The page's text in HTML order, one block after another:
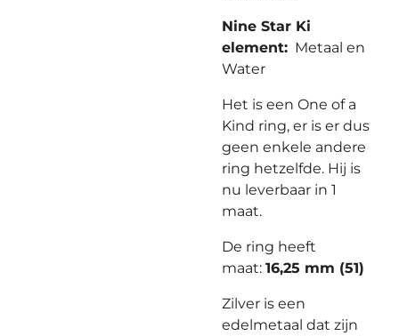
Nine Star Ki
element: Metaal en
Water
Het is een One of a
Kind ring, er is er dus
geen enkele andere
ring hetzelfde. Hij is
nu leverbaar in 1
maat.
De ring heeft
maat: 16,25 mm (51)
Zilver is een
edelmetaal dat zijn